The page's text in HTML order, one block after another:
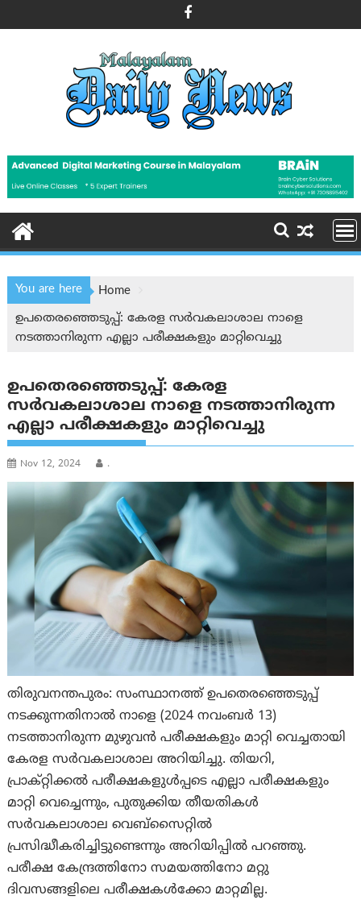
to
You are here
Home
ഉപതെരഞ്ഞെടുപ്പ്: കേരള സർവകലാശാല നാളെ
നടത്താനിരുന്ന എല്ലാ പരീക്ഷകളും മാറ്റിവെച്ചു
ഉപതെരഞ്ഞെടുപ്പ്: കേരള
സർവകലാശാല നാളെ നടത്താനിരുന്ന
എല്ലാ പരീക്ഷകളും മാറ്റിവെച്ചു
Nov 12, 2024 .
തിരുവനന്തപുരം: സംസ്ഥാനത്ത് ഉപതെരഞ്ഞെടുപ്പ്
നടക്കുന്നതിനാല്‍ നാളെ (2024 നവംബര്‍ 13)
നടത്താനിരുന്ന മുഴുവന്‍ പരീക്ഷകളും മാറ്റി വെച്ചതായി
കേരള സര്‍വകലാശാല അറിയിച്ചു. തിയറി,
പ്രാക്റ്റിക്കല്‍ പരീക്ഷകളുള്‍പ്പടെ എല്ലാ പരീക്ഷകളും
മാറ്റി വെച്ചെന്നും, പുതുക്കിയ തീയതികള്‍
സര്‍വകലാശാല വെബ്‌സൈറ്റില്‍
പ്രസിദ്ധീകരിച്ചിട്ടുണ്ടെന്നും അറിയിപ്പില്‍ പറഞ്ഞു.
പരീക്ഷ കേന്ദ്രത്തിനോ സമയത്തിനോ മറ്റു
ദിവസങ്ങളിലെ പരീക്ഷകള്‍ക്കോ മാറ്റമില്ല.